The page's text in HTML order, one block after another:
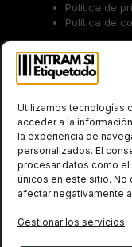
Utilizamos tecnologías
acceder a la
la experiencia de
personalizados. El
procesar datos como
únicos en este sitio. No
afectar negativamente
Gestionar los servicios
Política de
Política de
Trabaja con
Social